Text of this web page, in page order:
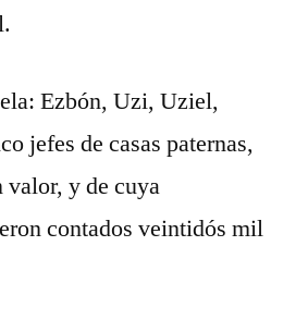
Ezbón, Uzi, Uziel,
jefes de casas paternas,
valor, y de cuya
contados veintidós mil